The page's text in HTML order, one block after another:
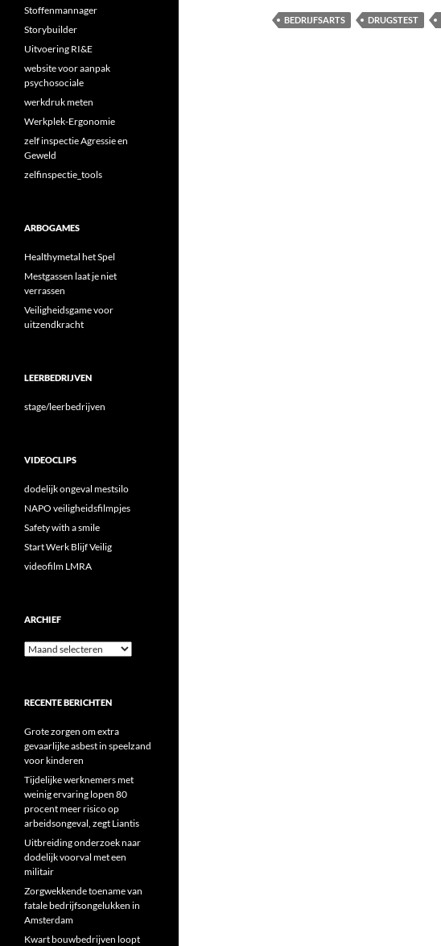
BEDRIJFSARTS DRUGSTEST
Stoffenmannager
Storybuilder
Uitvoering RI&E
website voor aanpak
psychosociale
werkdruk meten
Werkplek-Ergonomie
zelf inspectie Agressie en
Geweld
zelfinspectie_tools
ARBOGAMES
Healthymetal het Spel
Mestgassen laat je niet
verrassen
Veiligheidsgame voor
uitzendkracht
LEERBEDRIJVEN
stage/leerbedrijven
VIDEOCLIPS
dodelijk ongeval mestsilo
NAPO veiligheidsfilmpjes
Safety with a smile
Start Werk Blijf Veilig
videofilm LMRA
ARCHIEF
Archief
RECENTE BERICHTEN
Grote zorgen om extra
gevaarlijke asbest in speelzand
voor kinderen
Tijdelijke werknemers met
weinig ervaring lopen 80
procent meer risico op
arbeidsongeval, zegt Liantis
Uitbreiding onderzoek naar
dodelijk voorval met een
militair
Zorgwekkende toename van
fatale bedrijfsongelukken in
Amsterdam
Kwart bouwbedrijven loopt